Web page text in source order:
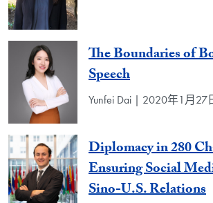
The Boundaries of
Speech
Yunfei Dai | 2020年1月27
Diplomacy in 280
Ensuring Social
Sino-U.S. Relations